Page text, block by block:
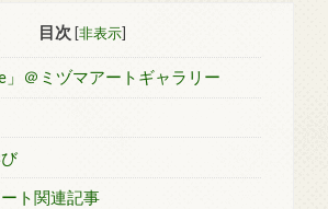
目次 [非表示]
」＠ミヅマアートギャラリー
ト関連記事